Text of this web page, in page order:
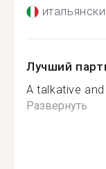
Лучший
A talkative
Развернуть